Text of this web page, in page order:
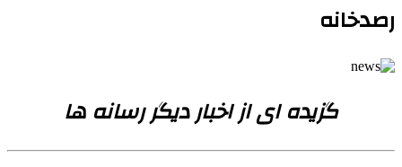
رصدخانه
گزیده ای از اخبار دیگر رسانه ها